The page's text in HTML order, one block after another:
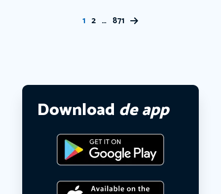
1 2 … 871
Download de app